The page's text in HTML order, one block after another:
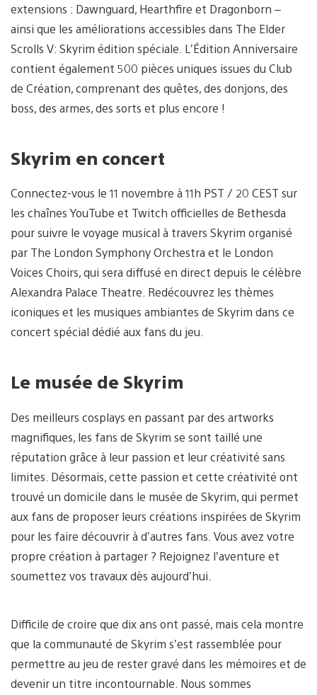
extensions : Dawnguard, Hearthfire et Dragonborn –
ainsi que les améliorations accessibles dans The Elder
Scrolls V: Skyrim édition spéciale. L’Édition Anniversaire
contient également 500 pièces uniques issues du Club
de Création, comprenant des quêtes, des donjons, des
boss, des armes, des sorts et plus encore !
Skyrim en concert
Connectez-vous le 11 novembre à 11h PST / 20 CEST sur
les chaînes YouTube et Twitch officielles de Bethesda
pour suivre le voyage musical à travers Skyrim organisé
par The London Symphony Orchestra et le London
Voices Choirs, qui sera diffusé en direct depuis le célèbre
Alexandra Palace Theatre. Redécouvrez les thèmes
iconiques et les musiques ambiantes de Skyrim dans ce
concert spécial dédié aux fans du jeu.
Le musée de Skyrim
Des meilleurs cosplays en passant par des artworks
magnifiques, les fans de Skyrim se sont taillé une
réputation grâce à leur passion et leur créativité sans
limites. Désormais, cette passion et cette créativité ont
trouvé un domicile dans le musée de Skyrim, qui permet
aux fans de proposer leurs créations inspirées de Skyrim
pour les faire découvrir à d’autres fans. Vous avez votre
propre création à partager ? Rejoignez l’aventure et
soumettez vos travaux dès aujourd’hui.
Difficile de croire que dix ans ont passé, mais cela montre
que la communauté de Skyrim s’est rassemblée pour
permettre au jeu de rester gravé dans les mémoires et de
devenir un titre incontournable. Nous sommes